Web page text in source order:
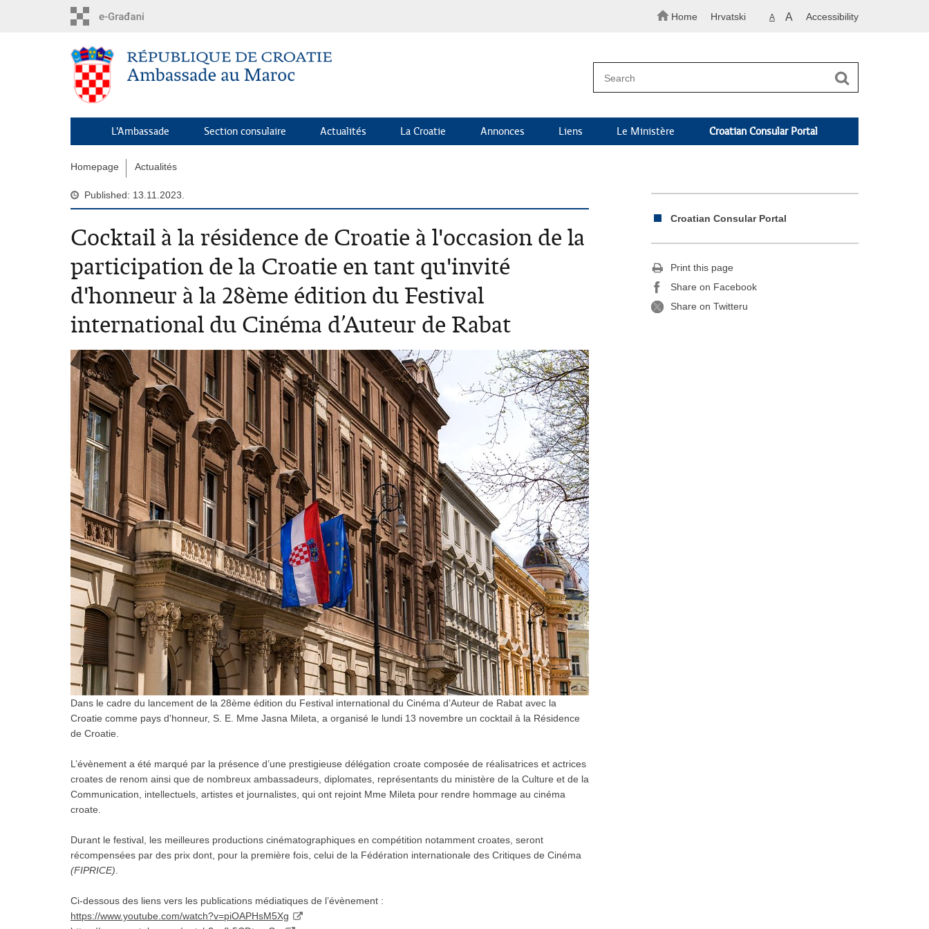
Home Hrvatski A A Accessibility
L'Ambassade Section consulaire Actualités La Croatie Annonces Liens Le Ministère Croatian Consular Portal
Homepage Actualités
Published: 13.11.2023.
Cocktail à la résidence de Croatie à l'occasion de la
participation de la Croatie en tant qu'invité
d'honneur à la 28ème édition du Festival
international du Cinéma d’Auteur de Rabat
Dans le cadre du lancement de la 28ème édition du Festival international du Cinéma d’Auteur de Rabat avec la
Croatie comme pays d'honneur, S. E. Mme Jasna Mileta, a organisé le lundi 13 novembre un cocktail à la Résidence
de Croatie.
L’évènement a été marqué par la présence d’une prestigieuse délégation croate composée de réalisatrices et actrices
croates de renom ainsi que de nombreux ambassadeurs, diplomates, représentants du ministère de la Culture et de la
Communication, intellectuels, artistes et journalistes, qui ont rejoint Mme Mileta pour rendre hommage au cinéma
croate.
Durant le festival, les meilleures productions cinématographiques en compétition notamment croates, seront
récompensées par des prix dont, pour la première fois, celui de la Fédération internationale des Critiques de Cinéma
(FIPRICE)
Ci-dessous des liens vers les publications médiatiques de l’évènement :
https://www.youtube.com/watch?v=piOAPHsM5Xg
Croatian Consular Portal
Print this page
Share on Facebook
Share on Twitteru